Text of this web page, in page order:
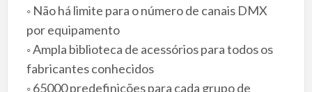
◦ Não há limite para o número de canais DMX
por equipamento
◦ Ampla biblioteca de acessórios para todos os
fabricantes conhecidos
◦ 65000 predefinições para cada grupo de